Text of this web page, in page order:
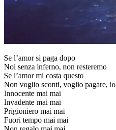
Se l’amor si paga dopo
Noi senza inferno, non resteremo
Se l’amor mi costa questo
Non voglio sconti, voglio pagare, io
Innocente mai mai
Invadente mai mai
Prigioniero mai mai
Fuori tempo mai mai